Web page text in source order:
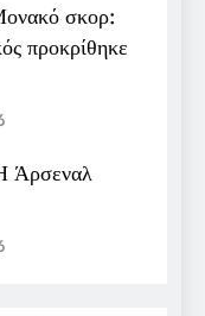
σκορ:
προκρίθηκε
Άρσεναλ